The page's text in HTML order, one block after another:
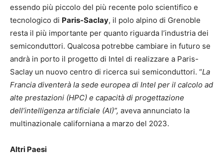
essendo più piccolo del più recente polo scientifico e
tecnologico di Paris-Saclay, il polo alpino di Grenoble
resta il più importante per quanto riguarda l’industria dei
semiconduttori. Qualcosa potrebbe cambiare in futuro se
andrà in porto il progetto di Intel di realizzare a Paris-
Saclay un nuovo centro di ricerca sui semiconduttori. “La
Francia diventerà la sede europea di Intel per il calcolo ad
alte prestazioni (HPC) e capacità di progettazione
dell’intelligenza artificiale (AI)”, aveva annunciato la
multinazionale californiana a marzo del 2023.
Altri Paesi